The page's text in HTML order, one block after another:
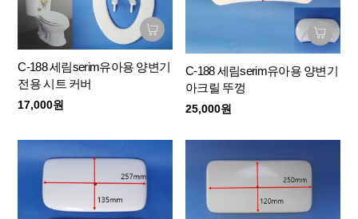
C-188 세림serim유아용 양변기
전용 시트 커버
17,000원
C-188 세림serim유아용 양변기
아크릴 뚜껑
25,000원